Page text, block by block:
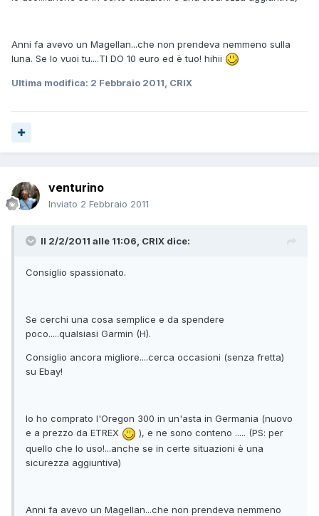
Anni fa avevo un Magellan...che non prendeva nemmeno sulla
luna. Se lo vuoi tu....TI DO 10 euro ed è tuo! hihii
Ultima modifica: 2 Febbraio 2011, CRIX
venturino
Inviato 2 Febbraio 2011
Il 2/2/2011 alle 11:06, CRIX dice:
Consiglio spassionato.
Se cerchi una cosa semplice e da spendere
poco.....qualsiasi Garmin (H).
Consiglio ancora migliore....cerca occasioni (senza fretta)
su Ebay!
Io ho comprato l'Oregon 300 in un'asta in Germania (nuovo
e a prezzo da ETREX
), e ne sono conteno ..... (PS: per
quello che lo uso!...anche se in certe situazioni è una
sicurezza aggiuntiva)
Anni fa avevo un Magellan...che non prendeva nemmeno